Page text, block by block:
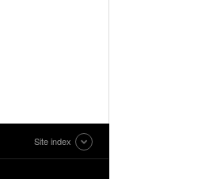
Site index